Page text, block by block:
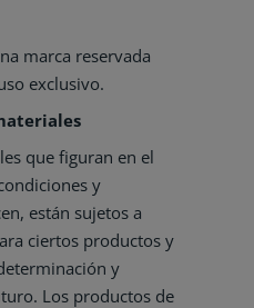
marca reservada
exclusivo.
que figuran en el
y
están sujetos a
ciertos productos y
y
Los productos de